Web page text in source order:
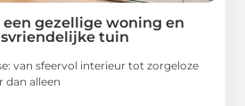
een gezellige woning en
tuin
van sfeervol interieur tot zorgeloze
dan alleen